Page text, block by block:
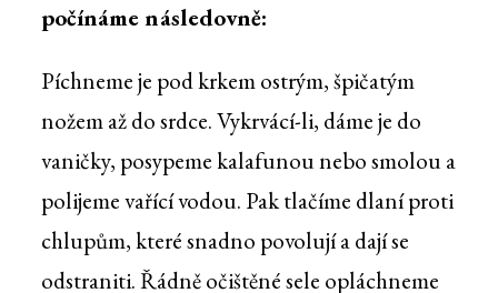
počínáme následovně:
Píchneme je pod krkem ostrým, špičatým
nožem až do srdce. Vykrvácí-li, dáme je do
vaničky, posypeme kalafunou nebo smolou a
polijeme vařící vodou. Pak tlačíme dlaní proti
chlupům, které snadno povolují a dají se
odstraniti. Řádně očištěné sele opláchneme